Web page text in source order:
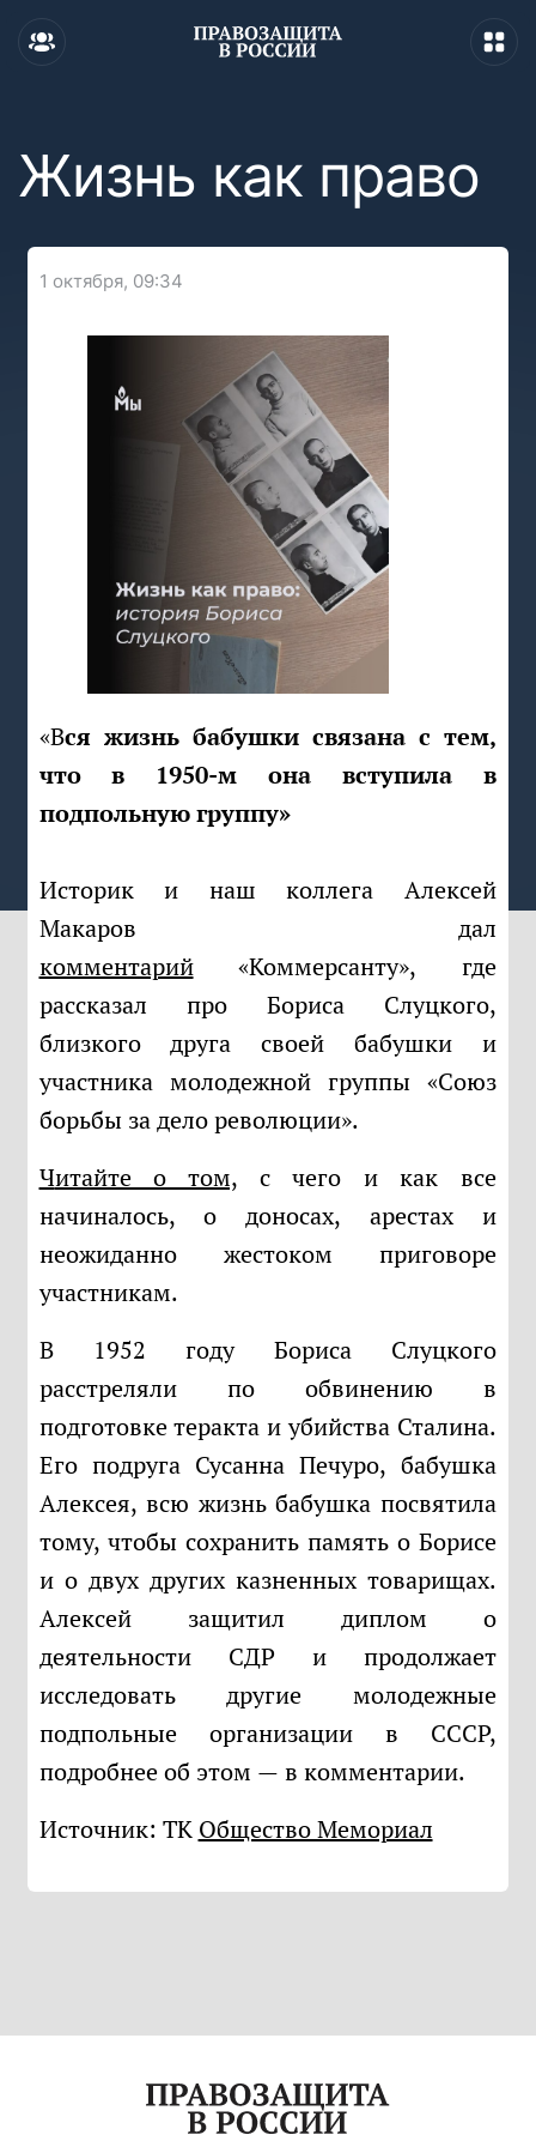
Жизнь как право
1 октября, 09:34
«Вся жизнь бабушки связана с тем,
что в 1950-м она вступила в
подпольную группу»
Историк и наш коллега Алексей
Макаров дал
комментарий«Коммерсанту», где
рассказал про Бориса Слуцкого,
близкого друга своей бабушки и
участника молодежной группы «Союз
борьбы за дело революции».
Читайте о том, с чего и как все
начиналось, о доносах, арестах и
неожиданно жестоком приговоре
участникам.
В 1952 году Бориса Слуцкого
расстреляли по обвинению в
подготовке теракта и убийства Сталина.
Его подруга Сусанна Печуро, бабушка
Алексея, всю жизнь бабушка посвятила
тому, чтобы сохранить память о Борисе
и о двух других казненных товарищах.
Алексей защитил диплом о
деятельности СДР и продолжает
исследовать другие молодежные
подпольные организации в СССР,
подробнее об этом — в комментарии.
Источник: ТК Общество Мемориал